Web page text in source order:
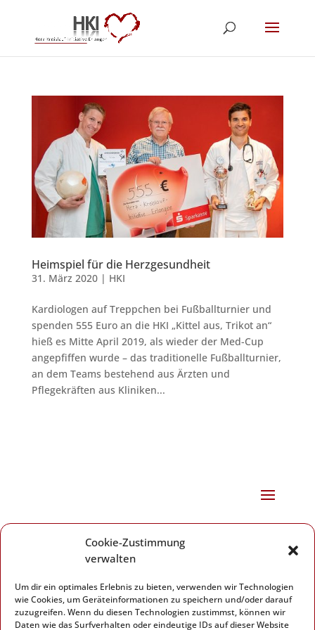
Cookie-Zustimmung
verwalten
Um dir ein optimales Erlebnis zu bieten, verwenden wir Technologien
wie Cookies, um Geräteinformationen zu speichern und/oder darauf
zuzugreifen. Wenn du diesen Technologien zustimmst, können wir
Daten wie das Surfverhalten oder eindeutige IDs auf dieser Website
Heimspiel für die Herzgesundheit
31. März 2020| HKI
Kardiologen auf Treppchen bei Fußballturnier und
spenden 555 Euro an die HKI „Kittel aus, Trikot an“
hieß es Mitte April 2019, als wieder der Med-Cup
angepfiffen wurde – das traditionelle Fußballturnier,
an dem Teams bestehend aus Ärzten und
Pflegekräften aus Kliniken...
Herz-Kreislauf-Initiative Erlangen
Wetterkreuz 17
Telefon: 09131 6102983